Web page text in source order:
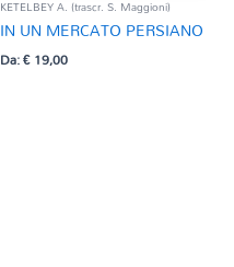
KETELBEY A. (trascr. S. Maggioni)
IN UN MERCATO PERSIANO
Da:€19,00